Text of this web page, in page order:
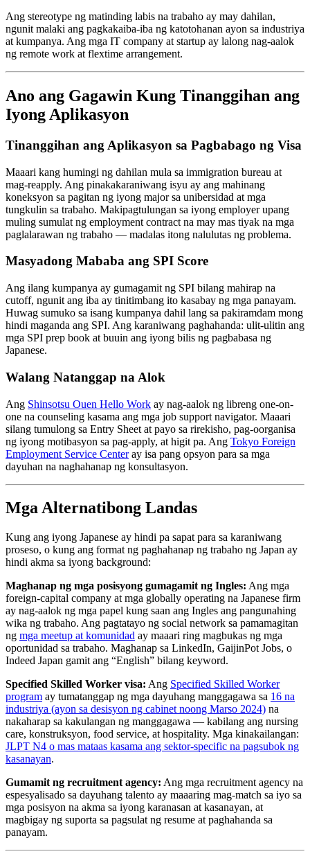
Ang stereotype ng matinding labis na trabaho ay may dahilan,
ngunit malaki ang pagkakaiba-iba ng katotohanan ayon sa industriya
at kumpanya. Ang mga IT company at startup ay lalong nag-aalok
ng remote work at flextime arrangement.
Ano ang Gagawin Kung Tinanggihan ang
Iyong Aplikasyon
Tinanggihan ang Aplikasyon sa Pagbabago ng Visa
Maaari kang humingi ng dahilan mula sa immigration bureau at
mag-reapply. Ang pinakakaraniwang isyu ay ang mahinang
koneksyon sa pagitan ng iyong major sa unibersidad at mga
tungkulin sa trabaho. Makipagtulungan sa iyong employer upang
muling sumulat ng employment contract na may mas tiyak na mga
paglalarawan ng trabaho — madalas itong nalulutas ng problema.
Masyadong Mababa ang SPI Score
Ang ilang kumpanya ay gumagamit ng SPI bilang mahirap na
cutoff, ngunit ang iba ay tinitimbang ito kasabay ng mga panayam.
Huwag sumuko sa isang kumpanya dahil lang sa pakiramdam mong
hindi maganda ang SPI. Ang karaniwang paghahanda: ulit-ulitin ang
mga SPI prep book at buuin ang iyong bilis ng pagbabasa ng
Japanese.
Walang Natanggap na Alok
Ang Shinsotsu Ouen Hello Work ay nag-aalok ng libreng one-on-
one na counseling kasama ang mga job support navigator. Maaari
silang tumulong sa Entry Sheet at payo sa rirekisho, pag-oorganisa
ng iyong motibasyon sa pag-apply, at higit pa. Ang Tokyo Foreign
Employment Service Centeray isa pang opsyon para sa mga
dayuhan na naghahanap ng konsultasyon.
Mga Alternatibong Landas
Kung ang iyong Japanese ay hindi pa sapat para sa karaniwang
proseso, o kung ang format ng paghahanap ng trabaho ng Japan ay
hindi akma sa iyong background:
Maghanap ng mga posisyong gumagamit ng Ingles: Ang mga
foreign-capital company at mga globally operating na Japanese firm
ay nag-aalok ng mga papel kung saan ang Ingles ang pangunahing
wika ng trabaho. Ang pagtatayo ng social network sa pamamagitan
ng mga meetup at komunidad ay maaari ring magbukas ng mga
oportunidad sa trabaho. Maghanap sa LinkedIn, GaijinPot Jobs, o
Indeed Japan gamit ang “English” bilang keyword.
Specified Skilled Worker visa: Ang Specified Skilled Worker
program ay tumatanggap ng mga dayuhang manggagawa sa 16 na
industriya (ayon sa desisyon ng cabinet noong Marso 2024) na
nakaharap sa kakulangan ng manggagawa — kabilang ang nursing
care, konstruksyon, food service, at hospitality. Mga kinakailangan:
JLPT N4 o mas mataas kasama ang sektor-specific na pagsubok ng
kasanayan.
Gumamit ng recruitment agency: Ang mga recruitment agency na
espesyalisado sa dayuhang talento ay maaaring mag-match sa iyo sa
mga posisyon na akma sa iyong karanasan at kasanayan, at
magbigay ng suporta sa pagsulat ng resume at paghahanda sa
panayam.